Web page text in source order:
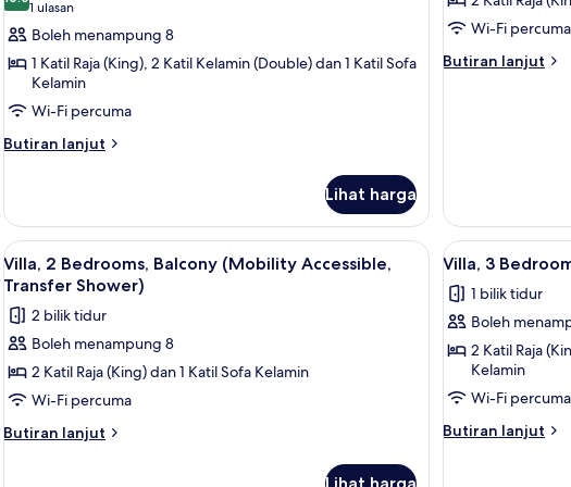
Shower)
Villa,
2
Bedrooms,
Balcony
Accessible,
Shower)
10.0 daripada 10
1 ulasan
(1
ulasan)
Boleh menampung 8
1 Katil Raja (King), 2 Katil Kelamin (Double) dan 1 Katil Sofa
Kelamin
Wi-Fi percuma
Butiran lanjut
Butiran
2
Bedrooms,
Balcony
(Mobility
Roll-
In
Lihat harga
Villa,
2
Wi-Fi percuma
Butiran lanjut
Butiran
Accessible)
pong, filem berbayar
Lihat
semua
foto
untuk
Villa,
2
Bedrooms,
Balcony
TV skrin rata, pemain DVD, meja ping pong, filem
12
Villa, 2 Bedrooms, Balcony (Mobility Accessible,
Transfer Shower)
2 bilik tidur
Boleh menampung 8
2 Katil Raja (King) dan 1 Katil Sofa Kelamin
Wi-Fi percuma
Butiran lanjut
Butiran
Lihat harga
Lihat
semua
foto
untuk
Villa,
Bedrooms,
Balcony
5
Villa, 3
1 bilik tidur
Boleh
2 Katil Raja
Kelamin
Wi-Fi percuma
Butiran lanjut
Butiran